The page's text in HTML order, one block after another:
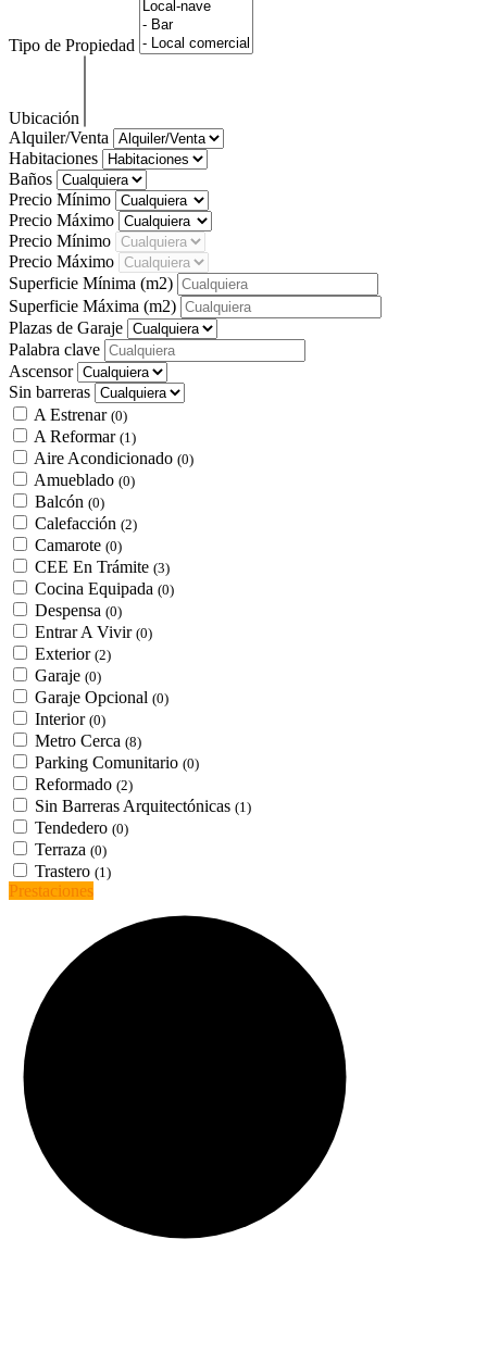
Tipo de Propiedad
Ubicación
Alquiler/Venta
Habitaciones
Baños
Precio Mínimo
Precio Máximo
Precio Mínimo
Precio Máximo
Superficie Mínima (m2)
Superficie Máxima (m2)
Plazas de Garaje
Palabra clave
Ascensor
Sin barreras
A Estrenar (0)
A Reformar (1)
Aire Acondicionado (0)
Amueblado (0)
Balcón (0)
Calefacción (2)
Camarote (0)
CEE En Trámite (3)
Cocina Equipada (0)
Despensa (0)
Entrar A Vivir (0)
Exterior (2)
Garaje (0)
Garaje Opcional (0)
Interior (0)
Metro Cerca (8)
Parking Comunitario (0)
Reformado (2)
Sin Barreras Arquitectónicas (1)
Tendedero (0)
Terraza (0)
Trastero (1)
Prestaciones